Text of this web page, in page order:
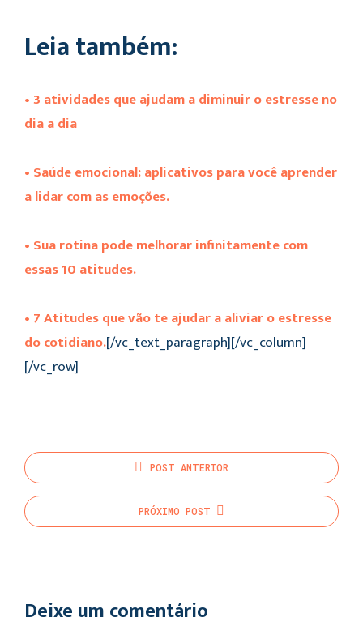
Leia também:
• 3 atividades que ajudam a diminuir o estresse no
dia a dia
• Saúde emocional: aplicativos para você aprender
a lidar com as emoções.
• Sua rotina pode melhorar infinitamente com
essas 10 atitudes.
• 7 Atitudes que vão te ajudar a aliviar o estresse
do cotidiano.[/vc_text_paragraph][/vc_column]
[/vc_row]
POST ANTERIOR
PRÓXIMO POST
Deixe um comentário